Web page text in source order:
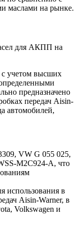
маслами на рынке.
с учетом высших
предназначено
передач Aisin-
автомобилей,
VW G 055 025,
M2C924-A, что
использования в
Aisin-Warner, в
Volkswagen и